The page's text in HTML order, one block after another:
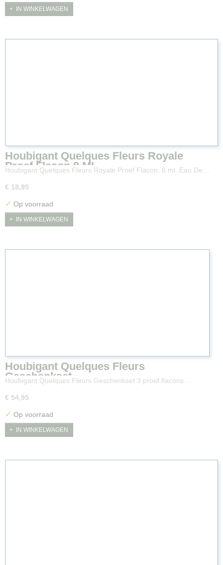
IN WINKELWAGEN
Houbigant Quelques Fleurs Royale
Proef Flacon 8 ML.
Houbigant Quelques Fleurs Royale Proef Flacon. 8 ml. Eau De…
€ 18,95
✓ Op voorraad
IN WINKELWAGEN
Houbigant Quelques Fleurs
Geschenkset
Houbigant Quelques Fleurs Geschenkset 3 proef flacons…
€ 54,95
✓ Op voorraad
IN WINKELWAGEN